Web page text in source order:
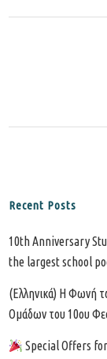
Recent Posts
10th Anniversary
the largest school
(Ελληνικά) Η Φωνή
Ομάδων του 10ου
Special Offers